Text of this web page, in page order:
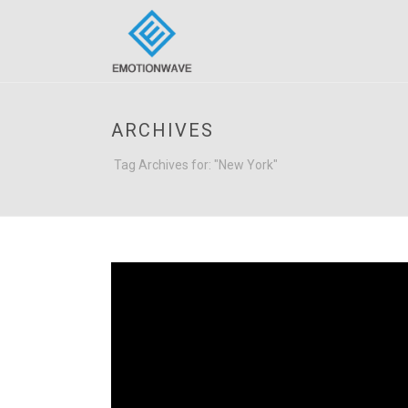
ARCHIVES
Tag Archives for: "New York"